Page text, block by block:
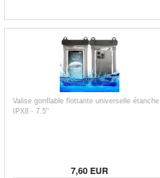
Valise gonflable flottante universelle étanche
IPX8 - 7.5"
7,60EUR